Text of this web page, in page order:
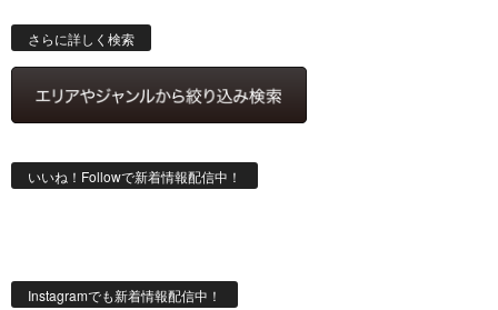
さらに詳しく検索
いいね！Followで新着情報配信中！
Instagramでも新着情報配信中！